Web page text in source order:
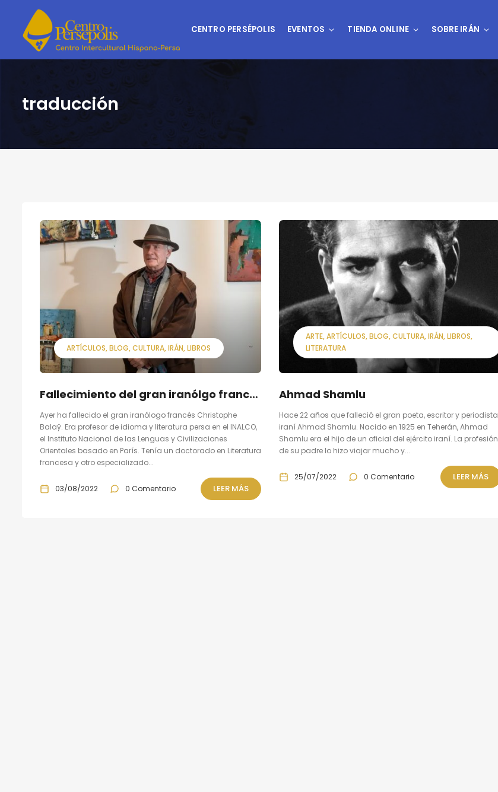
CENTRO PERSÉPOLIS EVENTOS TIENDA ONLINE SOBRE IRÁN
traducción
ARTÍCULOS BLOG CULTURA IRÁN LIBROS
Fallecimiento del gran iranólgo francés Christophe Balaÿ
Ayer ha fallecido el gran iranólogo francés Christophe
Balaÿ. Era profesor de idioma y literatura persa en el INALCO,
el Instituto Nacional de las Lenguas y Civilizaciones
Orientales basado en París. Tenía un doctorado en Literatura
francesa y otro especializado...
03/08/2022 0 Comentario LEER MÁS
ARTE ARTÍCULOS BLOG CULTURA IRÁN LIBROS
LITERATURA
Ahmad Shamlu
Hace 22 años que falleció el gran poeta, escritor y periodista
iraní Ahmad Shamlu. Nacido en 1925 en Teherán, Ahmad
Shamlu era el hijo de un oficial del ejército iraní. La profesión
de su padre lo hizo viajar mucho y...
25/07/2022 0 Comentario LEER MÁS